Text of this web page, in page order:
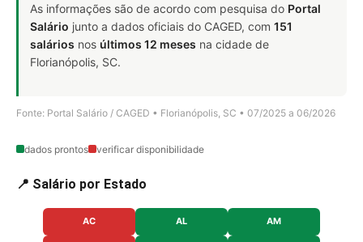
As informações são de acordo com pesquisa do Portal
Salário junto a dados oficiais do CAGED, com 151
salários nos últimos 12 meses na cidade de
Florianópolis, SC.
Fonte: Portal Salário / CAGED • Florianópolis, SC • 07/2025 a 06/2026
dados prontos verificar disponibilidade
📍 Salário por Estado
AC AL AM